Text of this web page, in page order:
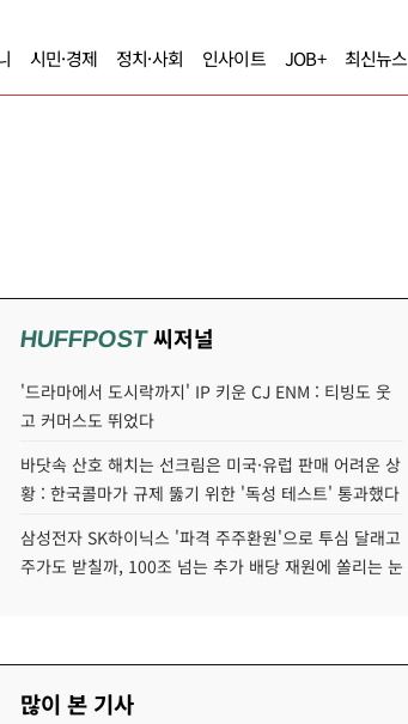
시민·경제 정치·사회 인사이트 JOB+ 최신뉴스
HUFFPOST씨저널
'드라마에서 도시락까지' IP 키운 CJ ENM : 티빙도 웃
고 커머스도 뛰었다
바닷속 산호 해치는 선크림은 미국·유럽 판매 어려운 상
황 : 한국콜마가 규제 뚫기 위한 '독성 테스트' 통과했다
삼성전자 SK하이닉스 '파격 주주환원'으로 투심 달래고
주가도 받칠까, 100조 넘는 추가 배당 재원에 쏠리는 눈
많이 본 기사